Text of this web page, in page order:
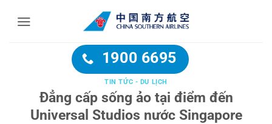
1900 6695
TIN TỨC - DU LỊCH
Đẳng cấp sống ảo tại điểm đến
Universal Studios nước Singapore